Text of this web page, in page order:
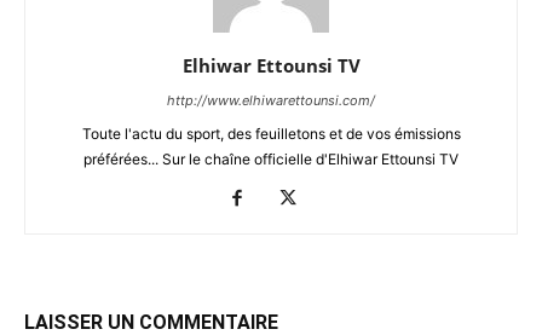
Elhiwar Ettounsi TV
http://www.elhiwarettounsi.com/
Toute l'actu du sport, des feuilletons et de vos émissions
préférées... Sur le chaîne officielle d'Elhiwar Ettounsi TV
LAISSER UN COMMENTAIRE